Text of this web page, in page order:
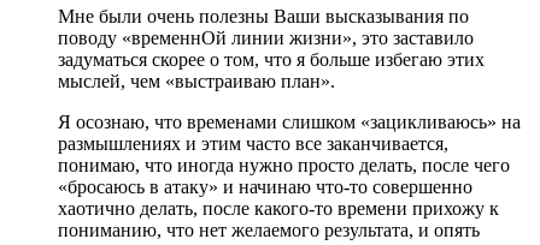
Мне были очень полезны Ваши высказывания по
поводу «временнОй линии жизни», это заставило
задуматься скорее о том, что я больше избегаю этих
мыслей, чем «выстраиваю план».
Я осознаю, что временами слишком «зацикливаюсь» на
размышлениях и этим часто все заканчивается,
понимаю, что иногда нужно просто делать, после чего
«бросаюсь в атаку» и начинаю что-то совершенно
хаотично делать, после какого-то времени прихожу к
пониманию, что нет желаемого результата, и опять